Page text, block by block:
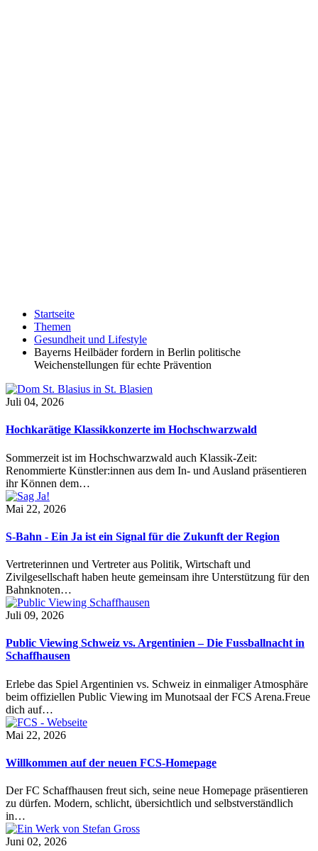
Startseite
Themen
Gesundheit und Lifestyle
Bayerns Heilbäder fordern in Berlin politische
Weichenstellungen für echte Prävention
Juli 04, 2026
Hochkarätige Klassikkonzerte im Hochschwarzwald
Sommerzeit ist im Hochschwarzwald auch Klassik-Zeit:
Renommierte Künstler:innen aus dem In- und Ausland präsentieren
ihr Können dem…
Mai 22, 2026
S-Bahn - Ein Ja ist ein Signal für die Zukunft der Region
Vertreterinnen und Vertreter aus Politik, Wirtschaft und
Zivilgesellschaft haben heute gemeinsam ihre Unterstützung für den
Bahnknoten…
Juli 09, 2026
Public Viewing Schweiz vs. Argentinien – Die Fussballnacht in
Schaffhausen
Erlebe das Spiel Argentinien vs. Schweiz in einmaliger Atmosphäre
beim offiziellen Public Viewing im Munotsaal der FCS Arena.Freue
dich auf…
Mai 22, 2026
Willkommen auf der neuen FCS-Homepage
Der FC Schaffhausen freut sich, seine neue Homepage präsentieren
zu dürfen. Modern, schlicht, übersichtlich und selbstverständlich
in…
Juni 02, 2026